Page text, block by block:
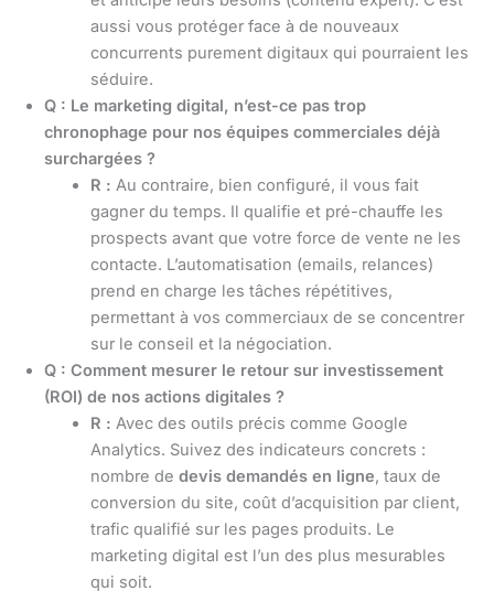
aussi vous protéger face à de nouveaux
concurrents purement digitaux qui pourraient les
séduire.
Q : Le marketing digital, n’est-ce pas trop
chronophage pour nos équipes commerciales déjà
surchargées ?
R : Au contraire, bien configuré, il vous fait
gagner du temps. Il qualifie et pré-chauffe les
prospects avant que votre force de vente ne les
contacte. L’automatisation (emails, relances)
prend en charge les tâches répétitives,
permettant à vos commerciaux de se concentrer
sur le conseil et la négociation.
Q : Comment mesurer le retour sur investissement
(ROI) de nos actions digitales ?
R : Avec des outils précis comme Google
Analytics. Suivez des indicateurs concrets :
nombre de devis demandés en ligne, taux de
conversion du site, coût d’acquisition par client,
trafic qualifié sur les pages produits. Le
marketing digital est l’un des plus mesurables
qui soit.